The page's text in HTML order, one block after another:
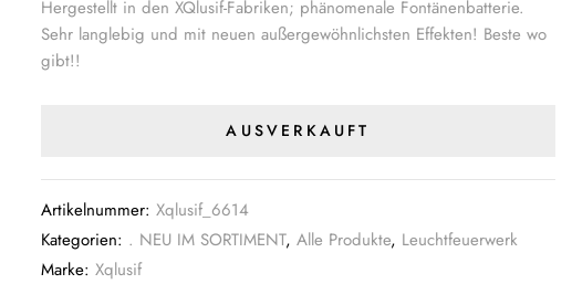
Hergestellt in den XQlusif-Fabriken; phänomenale Fontänenbatterie.
Sehr langlebig und mit neuen außergewöhnlichsten Effekten! Beste wo
gibt!!
AUSVERKAUFT
Artikelnummer: Xqlusif_6614
Kategorien: . NEU IM SORTIMENT, Alle Produkte, Leuchtfeuerwerk
Marke: Xqlusif